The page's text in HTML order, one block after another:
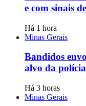
e com sinais
Há 1 hora
Minas Gerais
Bandidos
alvo da
Há 3 horas
Minas Gerais